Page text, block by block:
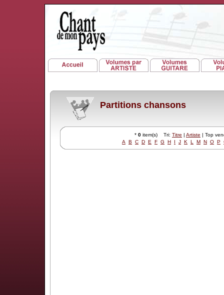
Partitions chansons
* 0 item(s) Tri: Titre | Artiste | Top
A
B C D E F G H I J K L M N O P